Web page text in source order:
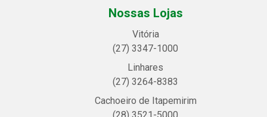
Nossas Lojas
Vitória
(27) 3347-1000
Linhares
(27) 3264-8383
Cachoeiro de Itapemirim